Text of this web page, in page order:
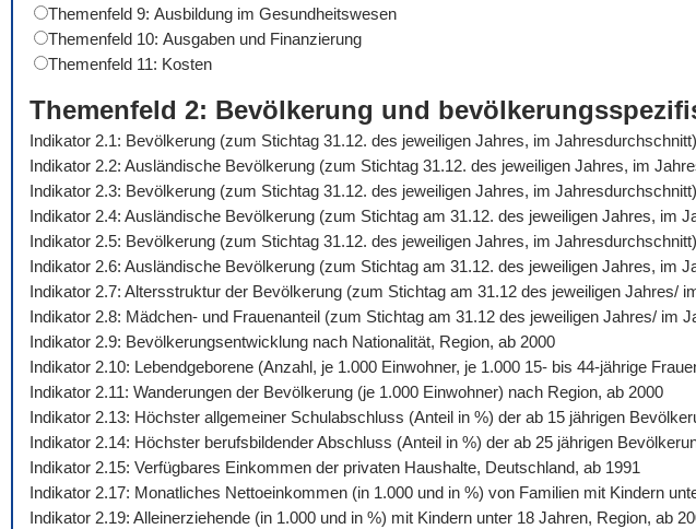
Themenfeld 9: Ausbildung im Gesundheitswesen
Themenfeld 10: Ausgaben und Finanzierung
Themenfeld 11: Kosten
Themenfeld 2: Bevölkerung und
Indikator 2.1: Bevölkerung (zum Stichtag 31.12. des jeweiligen Jahres, im
Indikator 2.2: Ausländische Bevölkerung (zum Stichtag 31.12. des jeweiligen Jahres, im
Indikator 2.3: Bevölkerung (zum Stichtag 31.12. des jeweiligen Jahres, im
Indikator 2.4: Ausländische Bevölkerung (zum Stichtag am 31.12. des jeweiligen Jahres, im
Indikator 2.5: Bevölkerung (zum Stichtag 31.12. des jeweiligen Jahres, im
Indikator 2.6: Ausländische Bevölkerung (zum Stichtag am 31.12. des jeweiligen Jahres, im
Indikator 2.7: Altersstruktur der Bevölkerung (zum Stichtag am 31.12 des jeweiligen Jahres/
Indikator 2.8: Mädchen- und Frauenanteil (zum Stichtag am 31.12 des jeweiligen Jahres/ im
Indikator 2.9: Bevölkerungsentwicklung nach Nationalität, Region, ab 2000
Indikator 2.10: Lebendgeborene (Anzahl, je 1.000 Einwohner, je 1.000 15- bis 44-jährige
Indikator 2.11: Wanderungen der Bevölkerung (je 1.000 Einwohner) nach Region, ab 2000
Indikator 2.13: Höchster allgemeiner Schulabschluss (Anteil in %) der ab 15 jährigen
Indikator 2.14: Höchster berufsbildender Abschluss (Anteil in %) der ab 25 jährigen
Indikator 2.15: Verfügbares Einkommen der privaten Haushalte, Deutschland, ab 1991
Indikator 2.17: Monatliches Nettoeinkommen (in 1.000 und in %) von Familien mit Kindern
Indikator 2.19: Alleinerziehende (in 1.000 und in %) mit Kindern unter 18 Jahren, Region, ab